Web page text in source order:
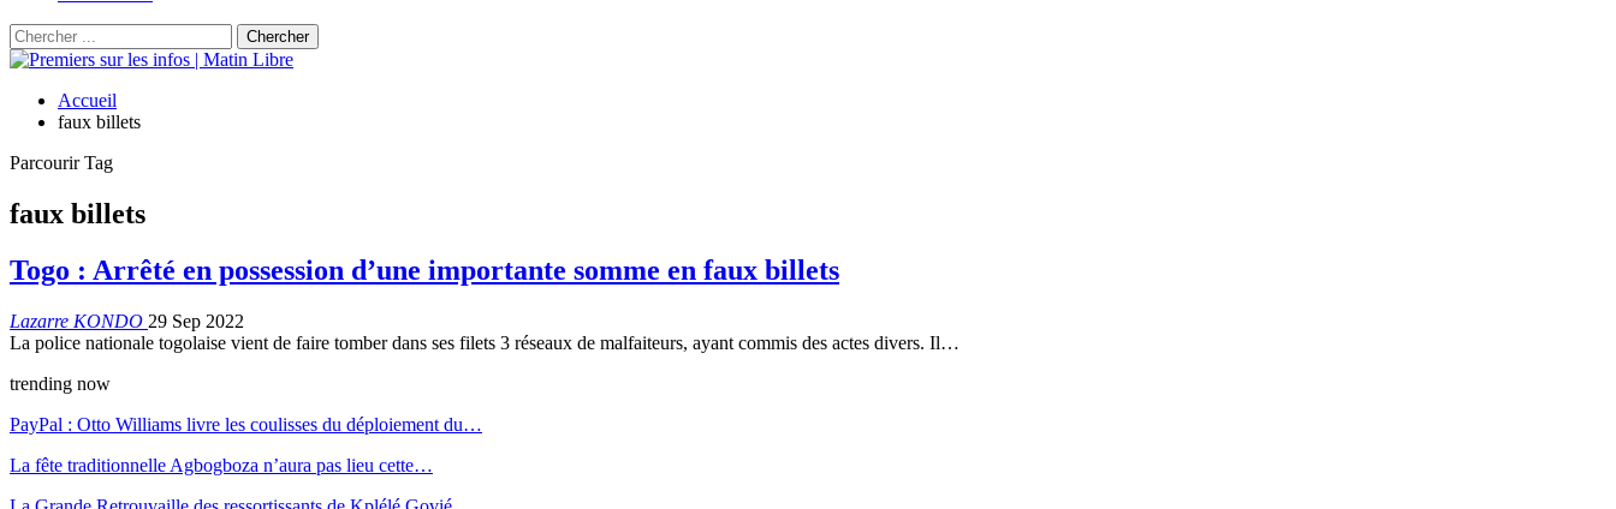
Accueil
faux billets
Parcourir Tag
faux billets
Togo : Arrêté en possession d’une importante somme en faux billets
Lazarre KONDO 29 Sep 2022
La police nationale togolaise vient de faire tomber dans ses filets 3 réseaux de malfaiteurs, ayant commis des actes divers. Il…
trending now
PayPal : Otto Williams livre les coulisses du déploiement du…
La fête traditionnelle Agbogboza n’aura pas lieu cette…